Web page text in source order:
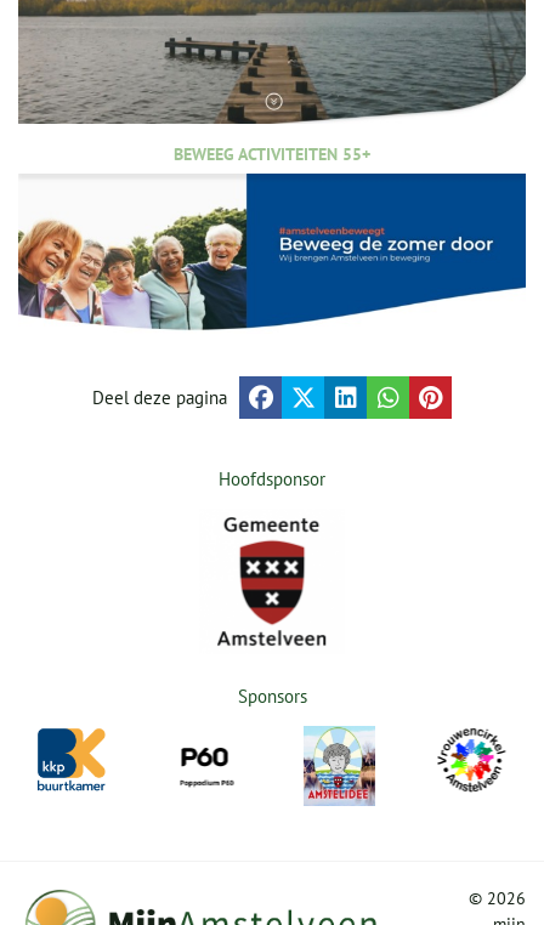
BEWEEG ACTIVITEITEN 55+
Deel deze pagina
Hoofdsponsor
Sponsors
© 2026